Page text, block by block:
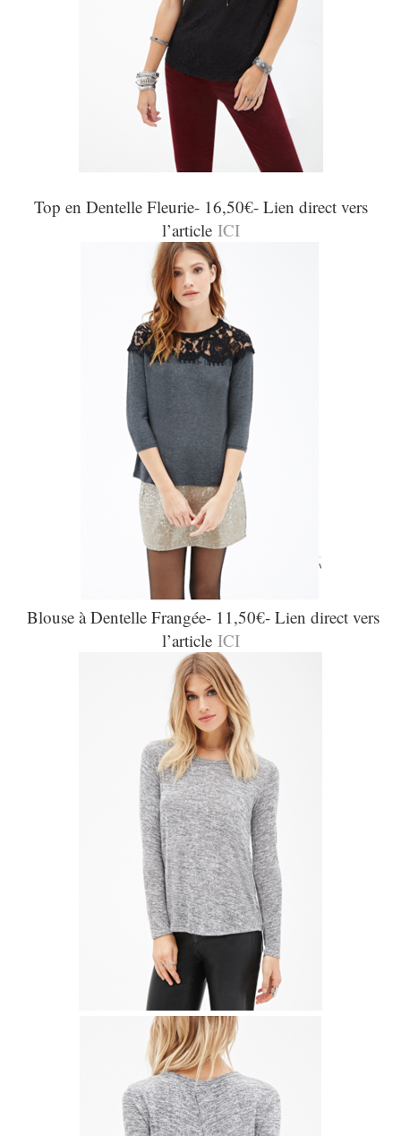
Top en Dentelle Fleurie- 16,50€- Lien direct vers
l’article ICI
Blouse à Dentelle Frangée- 11,50€- Lien direct vers
l’article ICI